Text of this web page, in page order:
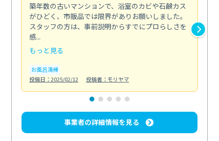
築年数の古いマンションで、浴室のカビや石鹸カス
がひどく、市販品では限界がありお願いしました。
スタッフの方は、事前説明からすでにプロらしさを
感...
もっと見る
お風呂清掃
投稿日：2025/02/12
投稿者：モリヤマ
事業者の詳細情報を見る